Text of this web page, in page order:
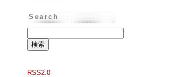
Search
RSS2.0